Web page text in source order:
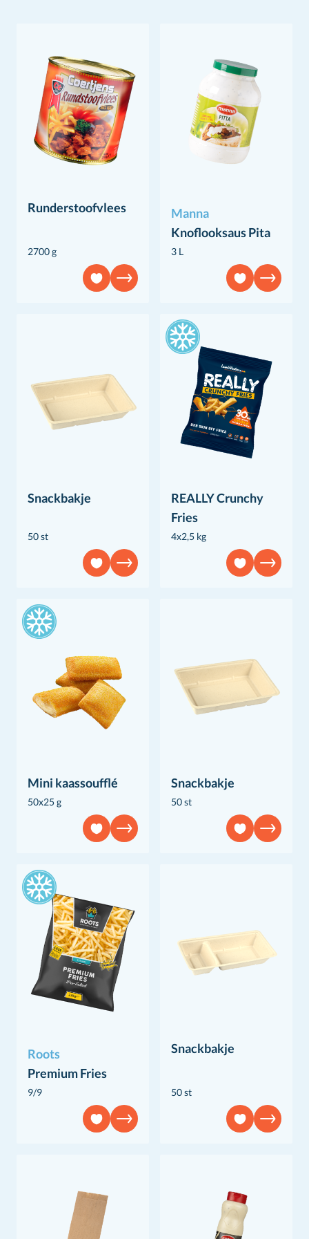
Runderstoofvlees
2700 g
Manna
Knoflooksaus Pita
3 L
Snackbakje
50 st
REALLY Crunchy
Fries
4x2,5 kg
Mini kaassoufflé
50x25 g
Snackbakje
50 st
Roots
Premium Fries
9/9
Snackbakje
50 st